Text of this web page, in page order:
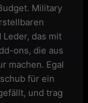
Military
das mit
ons, die aus
machen. Egal
für ein
und trag